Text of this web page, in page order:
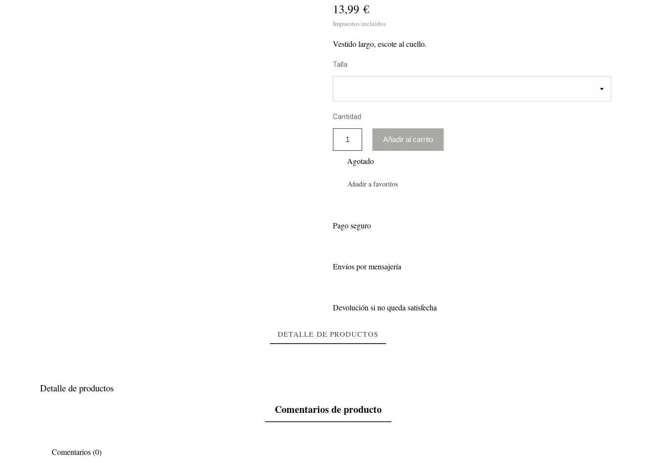
13,99 €
Impuestos incluidos
Vestido largo, escote al cuello.
Talla
Cantidad
Añadir al carrito
Agotado
Añadir a favoritos
Pago seguro
Envíos por mensajería
Devolución si no queda satisfecha
DETALLE DE PRODUCTOS
Detalle de productos
Comentarios de producto
Comentarios (0)